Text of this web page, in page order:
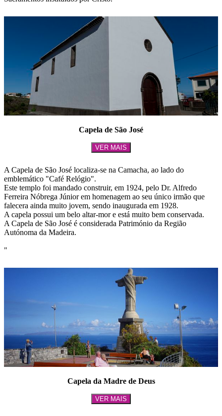
Capela de São José
VER MAIS
A Capela de São José localiza-se na Camacha, ao lado do
emblemático "Café Relógio".
Este templo foi mandado construir, em 1924, pelo Dr. Alfredo
Ferreira Nóbrega Júnior em homenagem ao seu único irmão que
falecera ainda muito jovem, sendo inaugurada em 1928.
A capela possui um belo altar-mor e está muito bem conservada.
A Capela de São José é considerada Património da Região
Autónoma da Madeira.
"
Capela da Madre de Deus
VER MAIS